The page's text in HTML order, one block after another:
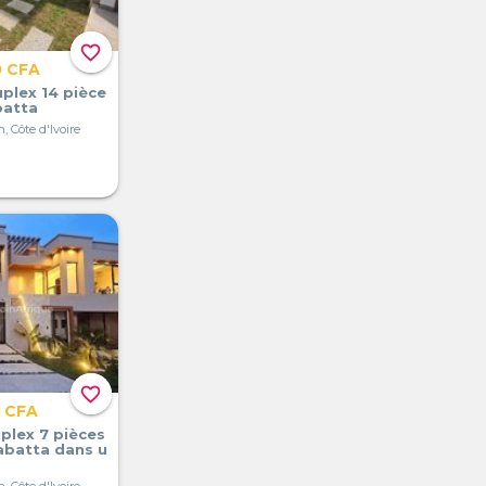
favorite_border
14 pièce
Côte d'Ivoire
favorite_border
7 pièces
dans u